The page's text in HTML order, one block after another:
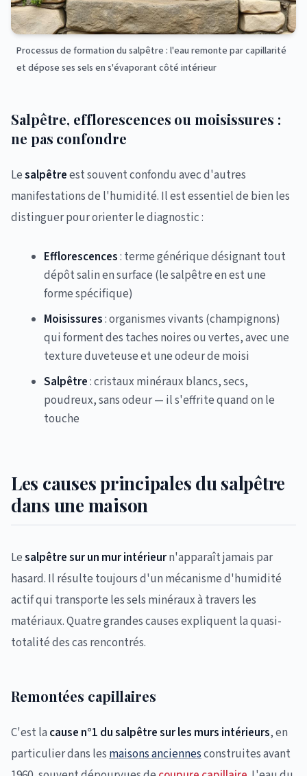
Processus de formation du salpêtre : l'eau remonte par capillarité
et dépose ses sels en s'évaporant côté intérieur
Salpêtre, efflorescences ou moisissures :
ne pas confondre
Lesalpêtreest souvent confondu avec d'autres
manifestations de l'humidité. Il est essentiel de bien les
distinguer pour orienter le diagnostic :
Efflorescences: terme générique désignant tout
dépôt salin en surface (le salpêtre en est une
forme spécifique)
Moisissures: organismes vivants (champignons)
qui forment des taches noires ou vertes, avec une
texture duveteuse et une odeur de moisi
Salpêtre: cristaux minéraux blancs, secs,
poudreux, sans odeur — il s'effrite quand on le
touche
Les causes principales du salpêtre
dans une maison
Lesalpêtre sur un mur intérieurn'apparaît jamais par
hasard. Il résulte toujours d'un mécanisme d'humidité
actif qui transporte les sels minéraux à travers les
matériaux. Quatre grandes causes expliquent la quasi-
totalité des cas rencontrés.
Remontées capillaires
C'est la cause n°1 du salpêtre sur les murs intérieurs, en
particulier dans les maisons anciennesconstruites avant